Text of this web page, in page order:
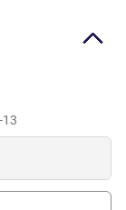
stay in
13